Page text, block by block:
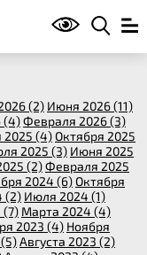
(2) Июня 2026 (11)
(4)Февраля 2026 (3)
2025 (4)Октября 2025
2025 (3) Июня 2025
(2)Февраля 2025
2024 (6)Октября
(2) Июля 2024 (1)
(7) Марта 2024 (4)
2023 (4) Ноября
Августа 2023 (2)